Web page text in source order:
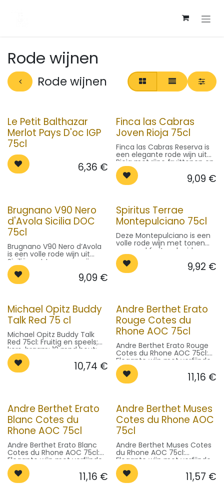
Rode wijnen
Rode wijnen
Le Petit Balthazar
Merlot Pays D'oc IGP
75cl
6,36 €
Finca las Cabras
Joven Rioja 75cl
Finca las Cabras Reserva is
een elegante rode wijn uit
Rioja met rijpe fruittonen en
subtiele houtaroma’s.
Perfect bij stoofgerechten.
Serveer op 16-18°C. 9,09 €
Brugnano V90 Nero
d'Avola Sicilia DOC
75cl
Brugnano V90 Nero d’Avola
is een volle rode wijn uit
Sicilië met tonen van rijp
rood fruit en een zachte
kruidigheid. Heerlijk bij
vleesgerechten. Serveer op
9,09 €
Spiritus Terrae
Montepulciano 75cl
Deze Montepulciano is een
volle rode wijn met tonen
van rood fruit en kruiden.
Perfect bij gegrild vlees en
stoofgerechten. Serveer op
16-18°C. 9,92 €
Michael Opitz Buddy
Talk Red 75 cl
Michael Opitz Buddy Talk
Red 75cl: Fruitig en speels;
kers, braam; 10 mnd hout;
soepel en sappig. Prachtig
uit Burgenland, Oostenrijk
(Neusiedlersee). 10,74 €
Andre Berthet Erato
Rouge Cotes du
Rhone AOC 75cl
Andre Berthet Erato Rouge
Cotes du Rhone AOC 75cl:
Elegante wijn met verfijnde
aroma's. Perfect bij gegrild
vlees, vis of kazen. 11,16 €
Andre Berthet Erato
Blanc Cotes du
Rhone AOC 75cl
Andre Berthet Erato Blanc
Cotes du Rhone AOC 75cl:
Elegante wijn met verfijnde
aroma's. Perfect bij gegrild
vlees, vis of kazen. 11,16 €
Andre Berthet Muses
Cotes du Rhone AOC
75cl
Andre Berthet Muses Cotes
du Rhone AOC 75cl:
Elegante wijn met verfijnde
aroma's. Perfect bij gegrild
vlees, vis of kazen. 11,57 €